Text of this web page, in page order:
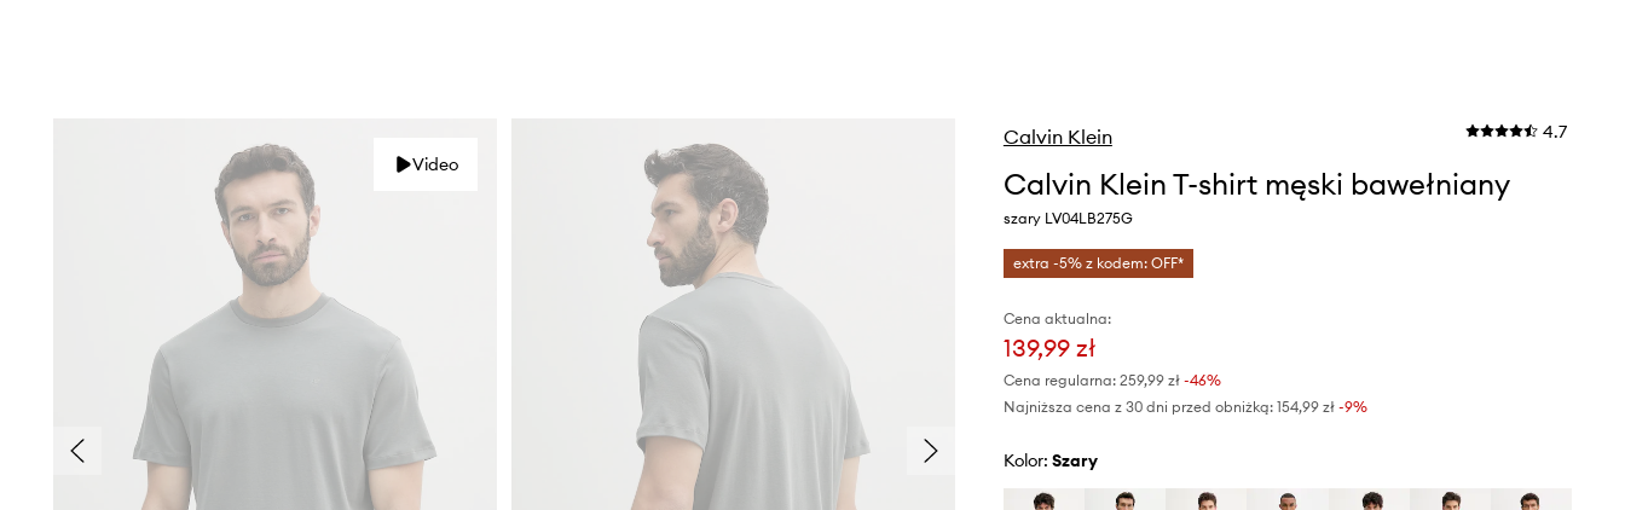
Video
Calvin Klein 4.7
Calvin Klein T-shirt męski bawełniany
szary LV04LB275G
extra -5% z kodem: OFF*
Cena aktualna:
139,99 zł
Cena regularna: 259,99 zł-46%
Najniższa cena z 30 dni przed obniżką: 154,99 zł -9%
Kolor: szary